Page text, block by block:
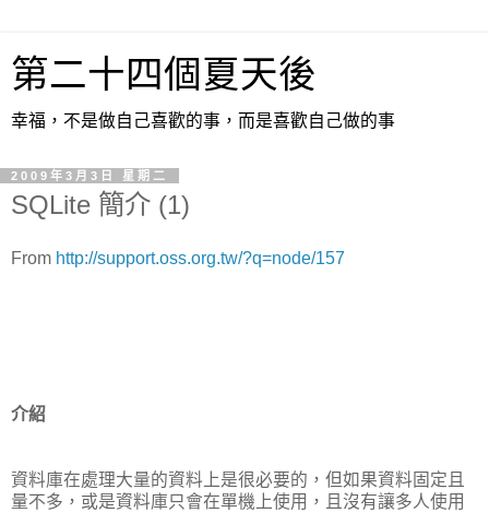
第二十四個夏天後
幸福，不是做自己喜歡的事，而是喜歡自己做的事
2009年3月3日 星期二
SQLite 簡介 (1)
From http://support.oss.org.tw/?q=node/157
介紹
資料庫在處理大量的資料上是很必要的，但如果資料固定且
量不多，或是資料庫只會在單機上使用，且沒有讓多人使用